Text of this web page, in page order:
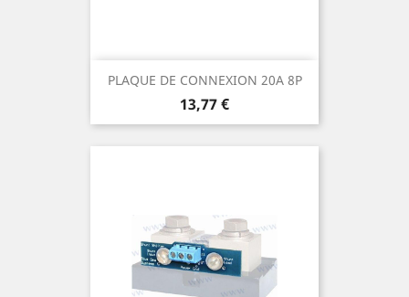
PLAQUE DE CONNEXION 20A 8P
Prix
13,77 €